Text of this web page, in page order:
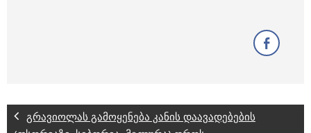
გრავიოლას გამოყენება კანის დაავადებების